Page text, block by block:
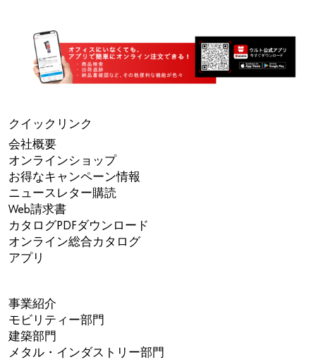
クイックリンク
会社概要
オンラインショップ
お得なキャンペーン情報
ニュースレター購読
Web請求書
カタログPDFダウンロード
オンライン総合カタログ
アプリ
事業紹介
モビリティー部門
建築部門
メタル・インダストリー部門